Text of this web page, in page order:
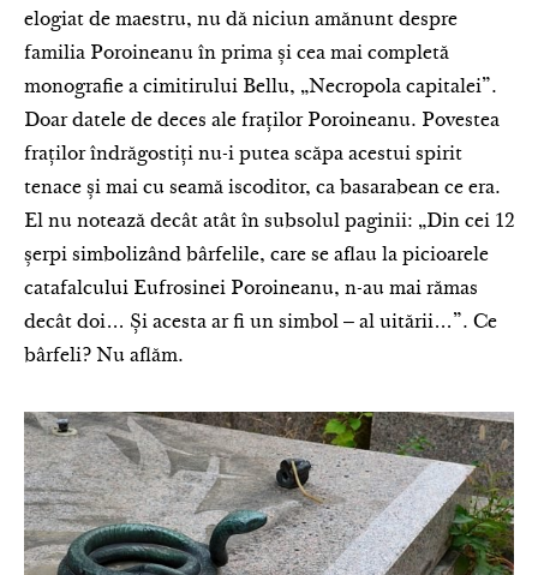
elogiat de maestru, nu dă niciun amănunt despre
familia Poroineanu în prima și cea mai completă
monografie a cimitirului Bellu, „Necropola capitalei”.
Doar datele de deces ale fraților Poroineanu. Povestea
fraților îndrăgostiți nu-i putea scăpa acestui spirit
tenace și mai cu seamă iscoditor, ca basarabean ce era.
El nu notează decât atât în subsolul paginii: „Din cei 12
șerpi simbolizând bârfelile, care se aflau la picioarele
catafalcului Eufrosinei Poroineanu, n-au mai rămas
decât doi… Și acesta ar fi un simbol ‒ al uitării…”. Ce
bârfeli? Nu aflăm.